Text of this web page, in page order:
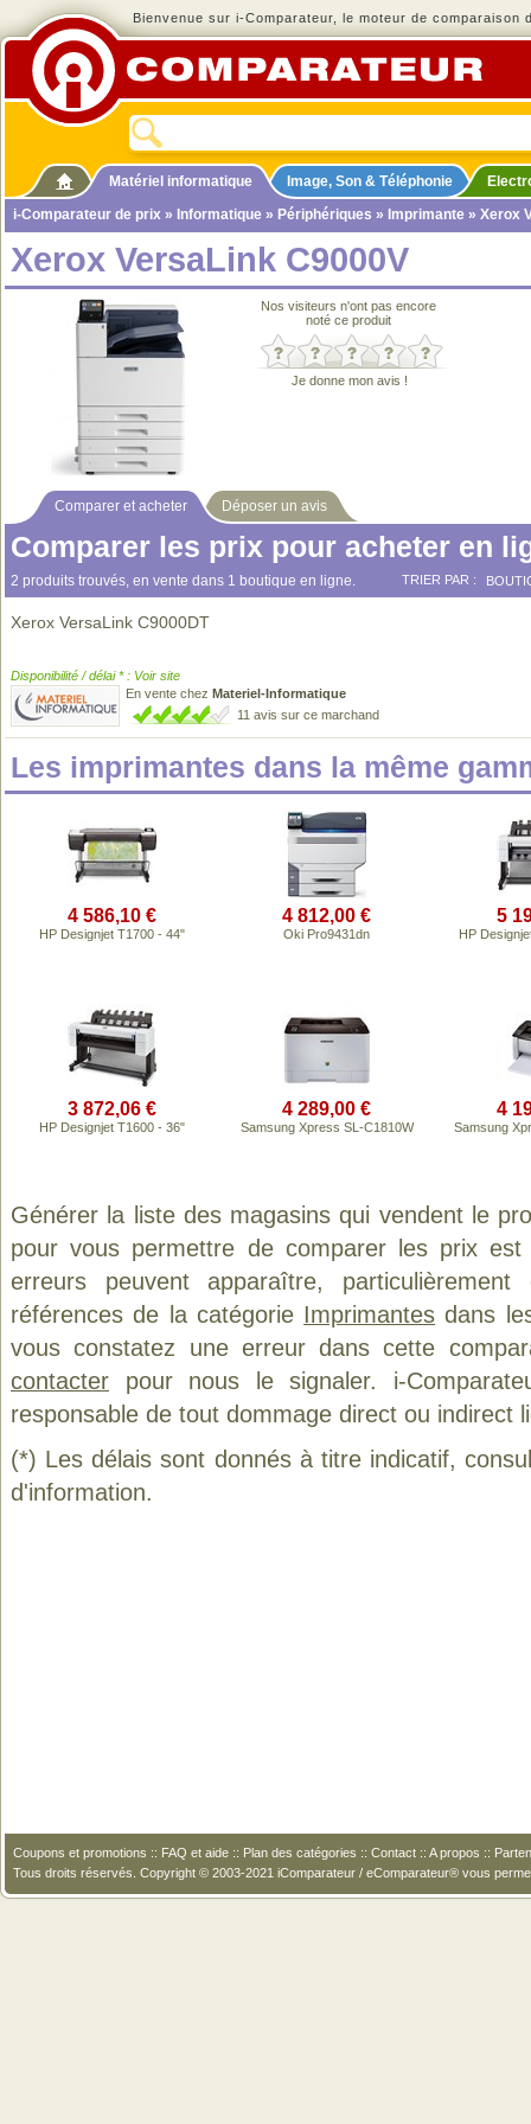
Bienvenue sur i-Comparateur, le moteur de comparaison
Matériel informatique Image, Son & Téléphonie
i-Comparateur de prix » Informatique » Périphériques » Imprimante » Xerox
Xerox VersaLink C9000V
Nos visiteurs n'ont pas encore
noté ce produit
Je donne mon avis !
Comparer et acheter Déposer un avis
Comparer les prix pour acheter en
2 produits trouvés, en vente dans 1 boutique en ligne. TRIER PAR :
Xerox VersaLink C9000DT
Disponibilité / délai * : Voir site
En vente chez Materiel-Informatique
11 avis sur ce marchand
Les imprimantes dans la même
4 586,10 €
HP Designjet T1700 - 44"
4 812,00 €
Oki Pro9431dn
5
HP
3 872,06 €
HP Designjet T1600 - 36"
4 289,00 €
Samsung Xpress SL-C1810W
4
Samsung
Générer la liste des magasins qui vendent le
pour vous permettre de comparer les prix
erreurs peuvent apparaître,
références de la catégorie Imprimantes dans
vous constatez une erreur dans cette
contacter pour nous le signaler. i-
responsable de tout dommage direct ou indirect
(*) Les délais sont donnés à titre indicatif,
d'information.
Coupons et promotions :: FAQ et aide :: Plan des catégories :: Contact :: A propos ::
Tous droits réservés. Copyright © 2003-2021 iComparateur / eComparateur® vous